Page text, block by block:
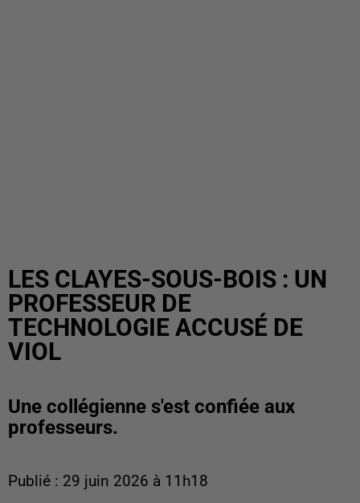
LES CLAYES-SOUS-BOIS : UN
PROFESSEUR DE
TECHNOLOGIE ACCUSÉ DE
VIOL
Une collégienne s'est confiée aux
professeurs.
Publié : 29 juin 2026 à 11h18